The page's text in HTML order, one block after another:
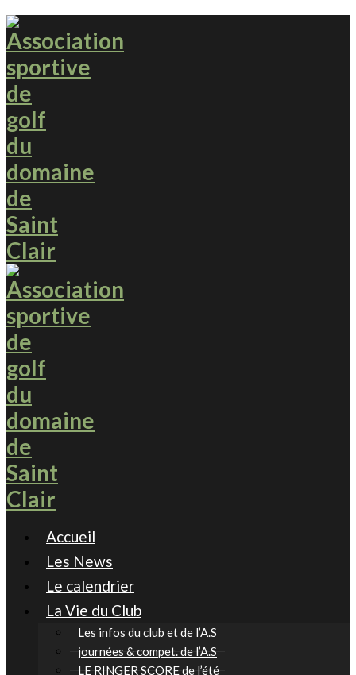
Accueil
Les News
Le calendrier
La Vie du Club
Les infos du club et de l’A.S
journées & compet. de l’A.S
LE RINGER SCORE de l’été